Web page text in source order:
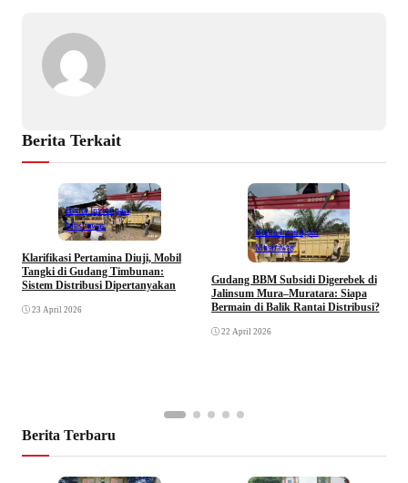
Berita Terkait
Berita Investigasi
Musirawas
Klarifikasi Pertamina Diuji, Mobil
Tangki di Gudang Timbunan:
Sistem Distribusi Dipertanyakan
23 April 2026
Berita Investigasi
Musirawas
Gudang BBM Subsidi Digerebek di
Jalinsum Mura–Muratara: Siapa
Bermain di Balik Rantai Distribusi?
22 April 2026
Berita Terbaru